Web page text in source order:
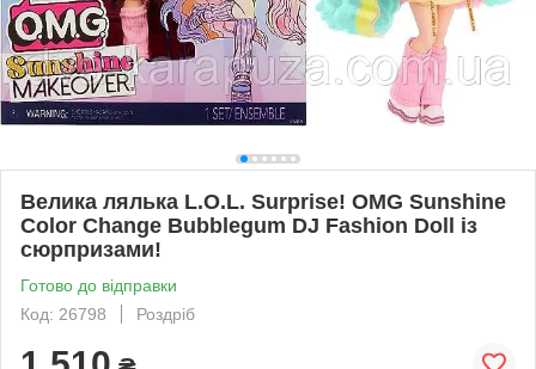
Велика лялька L.O.L. Surprise! OMG Sunshine
Color Change Bubblegum DJ Fashion Doll із
сюрпризами!
Готово до відправки
Код: 26798
Роздріб